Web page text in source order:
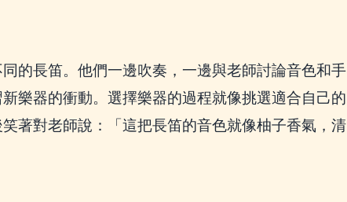
的長笛。他們一邊吹奏，一邊與老師討論音色和手
樂器的衝動。選擇樂器的過程就像挑選適合自己的
著對老師說：「這把長笛的音色就像柚子香氣，清